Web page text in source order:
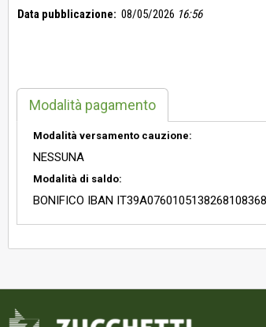
Data pubblicazione: 08/05/2026 16:56
Modalità pagamento
Modalità versamento cauzione:
NESSUNA
Modalità di saldo:
BONIFICO IBAN